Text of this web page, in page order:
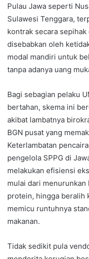
Pulau Jawa seperti
Sulawesi Tenggara,
kontrak secara
disebabkan oleh
modal mandiri untuk
tanpa adanya uang
Bagi sebagian pelaku
bertahan, skema ini
akibat lambatnya
BGN pusat yang
Keterlambatan
pengelola SPPG di
melakukan efisiensi
mulai dari
protein, hingga beralih
memicu runtuhnya
makanan.
Tidak sedikit pula